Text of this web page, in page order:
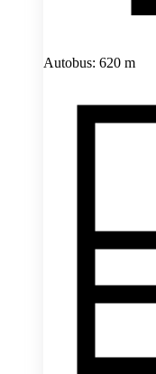
Autobus: 620 m